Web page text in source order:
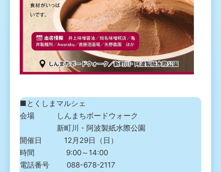
■とくしまマルシェ
会場 しんまちボードウォーク
新町川・阿波製紙水際公園
開催日 12月29日（日）
時間 9:00～14:00
電話番号 088-678-2117